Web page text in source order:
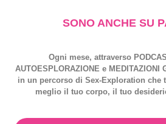
SONO ANCHE SU
Ogni mese, attraverso
AUTOESPLORAZIONE e MEDITAZIONI
in un percorso di Sex-Exploration che
meglio il tuo corpo, il tuo